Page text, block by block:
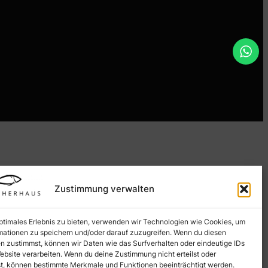
Zustimmung verwalten
Erlebnis zu bieten, verwenden wir Technologien wie Cookies, um
zu speichern und/oder darauf zuzugreifen. Wenn du diesen
zustimmst, können wir Daten wie das Surfverhalten oder eindeutige IDs
verarbeiten. Wenn du deine Zustimmung nicht erteilst oder
können bestimmte Merkmale und Funktionen beeinträchtigt werden.